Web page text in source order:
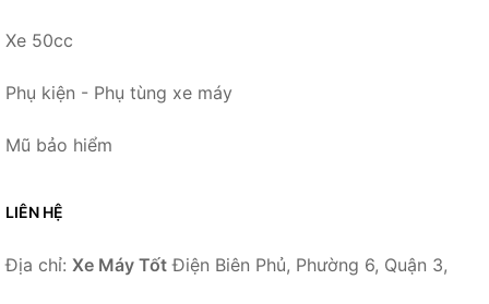
Xe 50cc
Phụ kiện - Phụ tùng xe máy
Mũ bảo hiểm
LIÊN HỆ
Địa chỉ: Xe Máy Tốt Điện Biên Phủ, Phường 6, Quận 3,